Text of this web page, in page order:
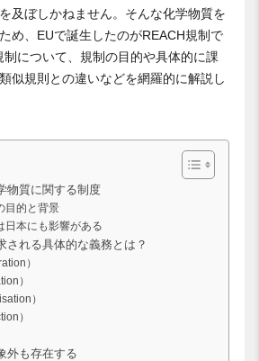
及ぼしかねません。そんな化学物質を
め、EUで誕生したのがREACH規制で
について、規制の目的や具体的に課
似規則との違いなどを網羅的に解説し
物質に関する制度
目的と背景
日本にも影響がある
される具体的な義務とは？
）
）
）
）
外も存在する